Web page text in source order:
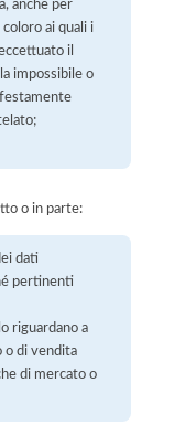
anche per
ai quali i
il
impossibile o
o in parte:
dati
pertinenti
riguardano a
o di vendita
di mercato o